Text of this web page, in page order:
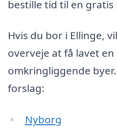
bestille tid til en
Hvis du bor i Ellinge,
overveje at få lavet
omkringliggende
forslag:
Nyborg